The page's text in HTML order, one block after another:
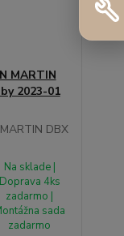
MARTIN
2023-01
DBX
Na sklade |
Doprava 4ks
zadarmo |
sada
zadarmo